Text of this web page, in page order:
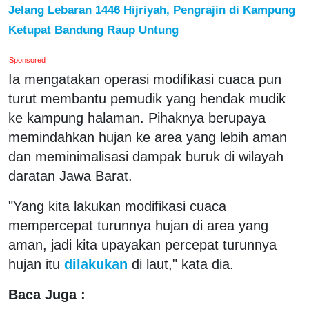
Jelang Lebaran 1446 Hijriyah, Pengrajin di Kampung
Ketupat Bandung Raup Untung
Sponsored
Ia mengatakan operasi modifikasi cuaca pun
turut membantu pemudik yang hendak mudik
ke kampung halaman. Pihaknya berupaya
memindahkan hujan ke area yang lebih aman
dan meminimalisasi dampak buruk di wilayah
daratan Jawa Barat.
"Yang kita lakukan modifikasi cuaca
mempercepat turunnya hujan di area yang
aman, jadi kita upayakan percepat turunnya
hujan itu dilakukan di laut," kata dia.
Baca Juga :